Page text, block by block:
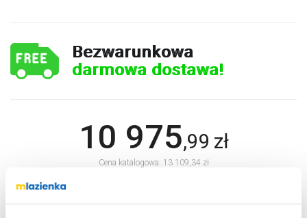
Bezwarunkowa
darmowa dostawa!
10 975,99 zł
Cena katalogowa: 13 109,34 zł
DO KOSZYKA